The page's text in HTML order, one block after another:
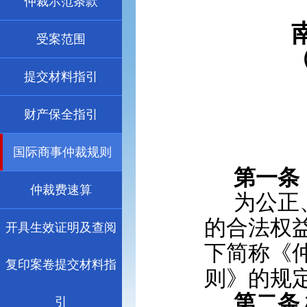
第一条
为公正
的合法权
下简称《
则》的规
受案范围
提交材料指引
财产保全指引
国际商事仲裁规则
仲裁费速算
开具生效证明及查阅
复印案卷提交材料指
引